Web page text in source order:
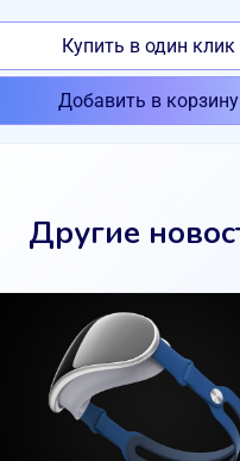
Купить в один клик
Добавить в корзину
Другие